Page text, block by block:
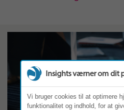
Insights værner om dit
Vi bruger cookies til at optimere
funktionalitet og indhold, for at